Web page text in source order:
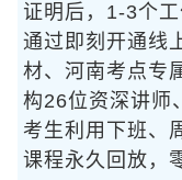
证明后，1-3个
通过即刻开通线
材、河南考点专
构26位资深讲师
考生利用下班、
课程永久回放，